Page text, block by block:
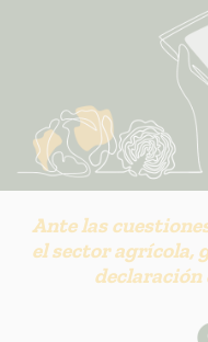
Ante las
el sector agrícola,
declaración
INFORMACION SOBRE
Responsable:
Finalidad:
Legitimación:
Destinatarios:
Derechos: